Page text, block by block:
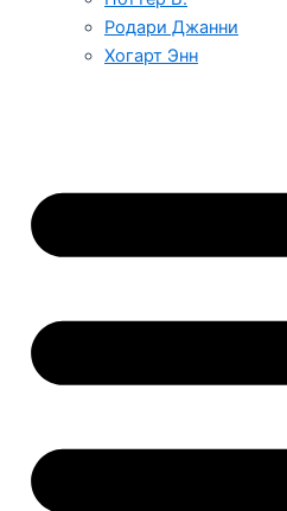
Родари Джанни
Хогарт Энн